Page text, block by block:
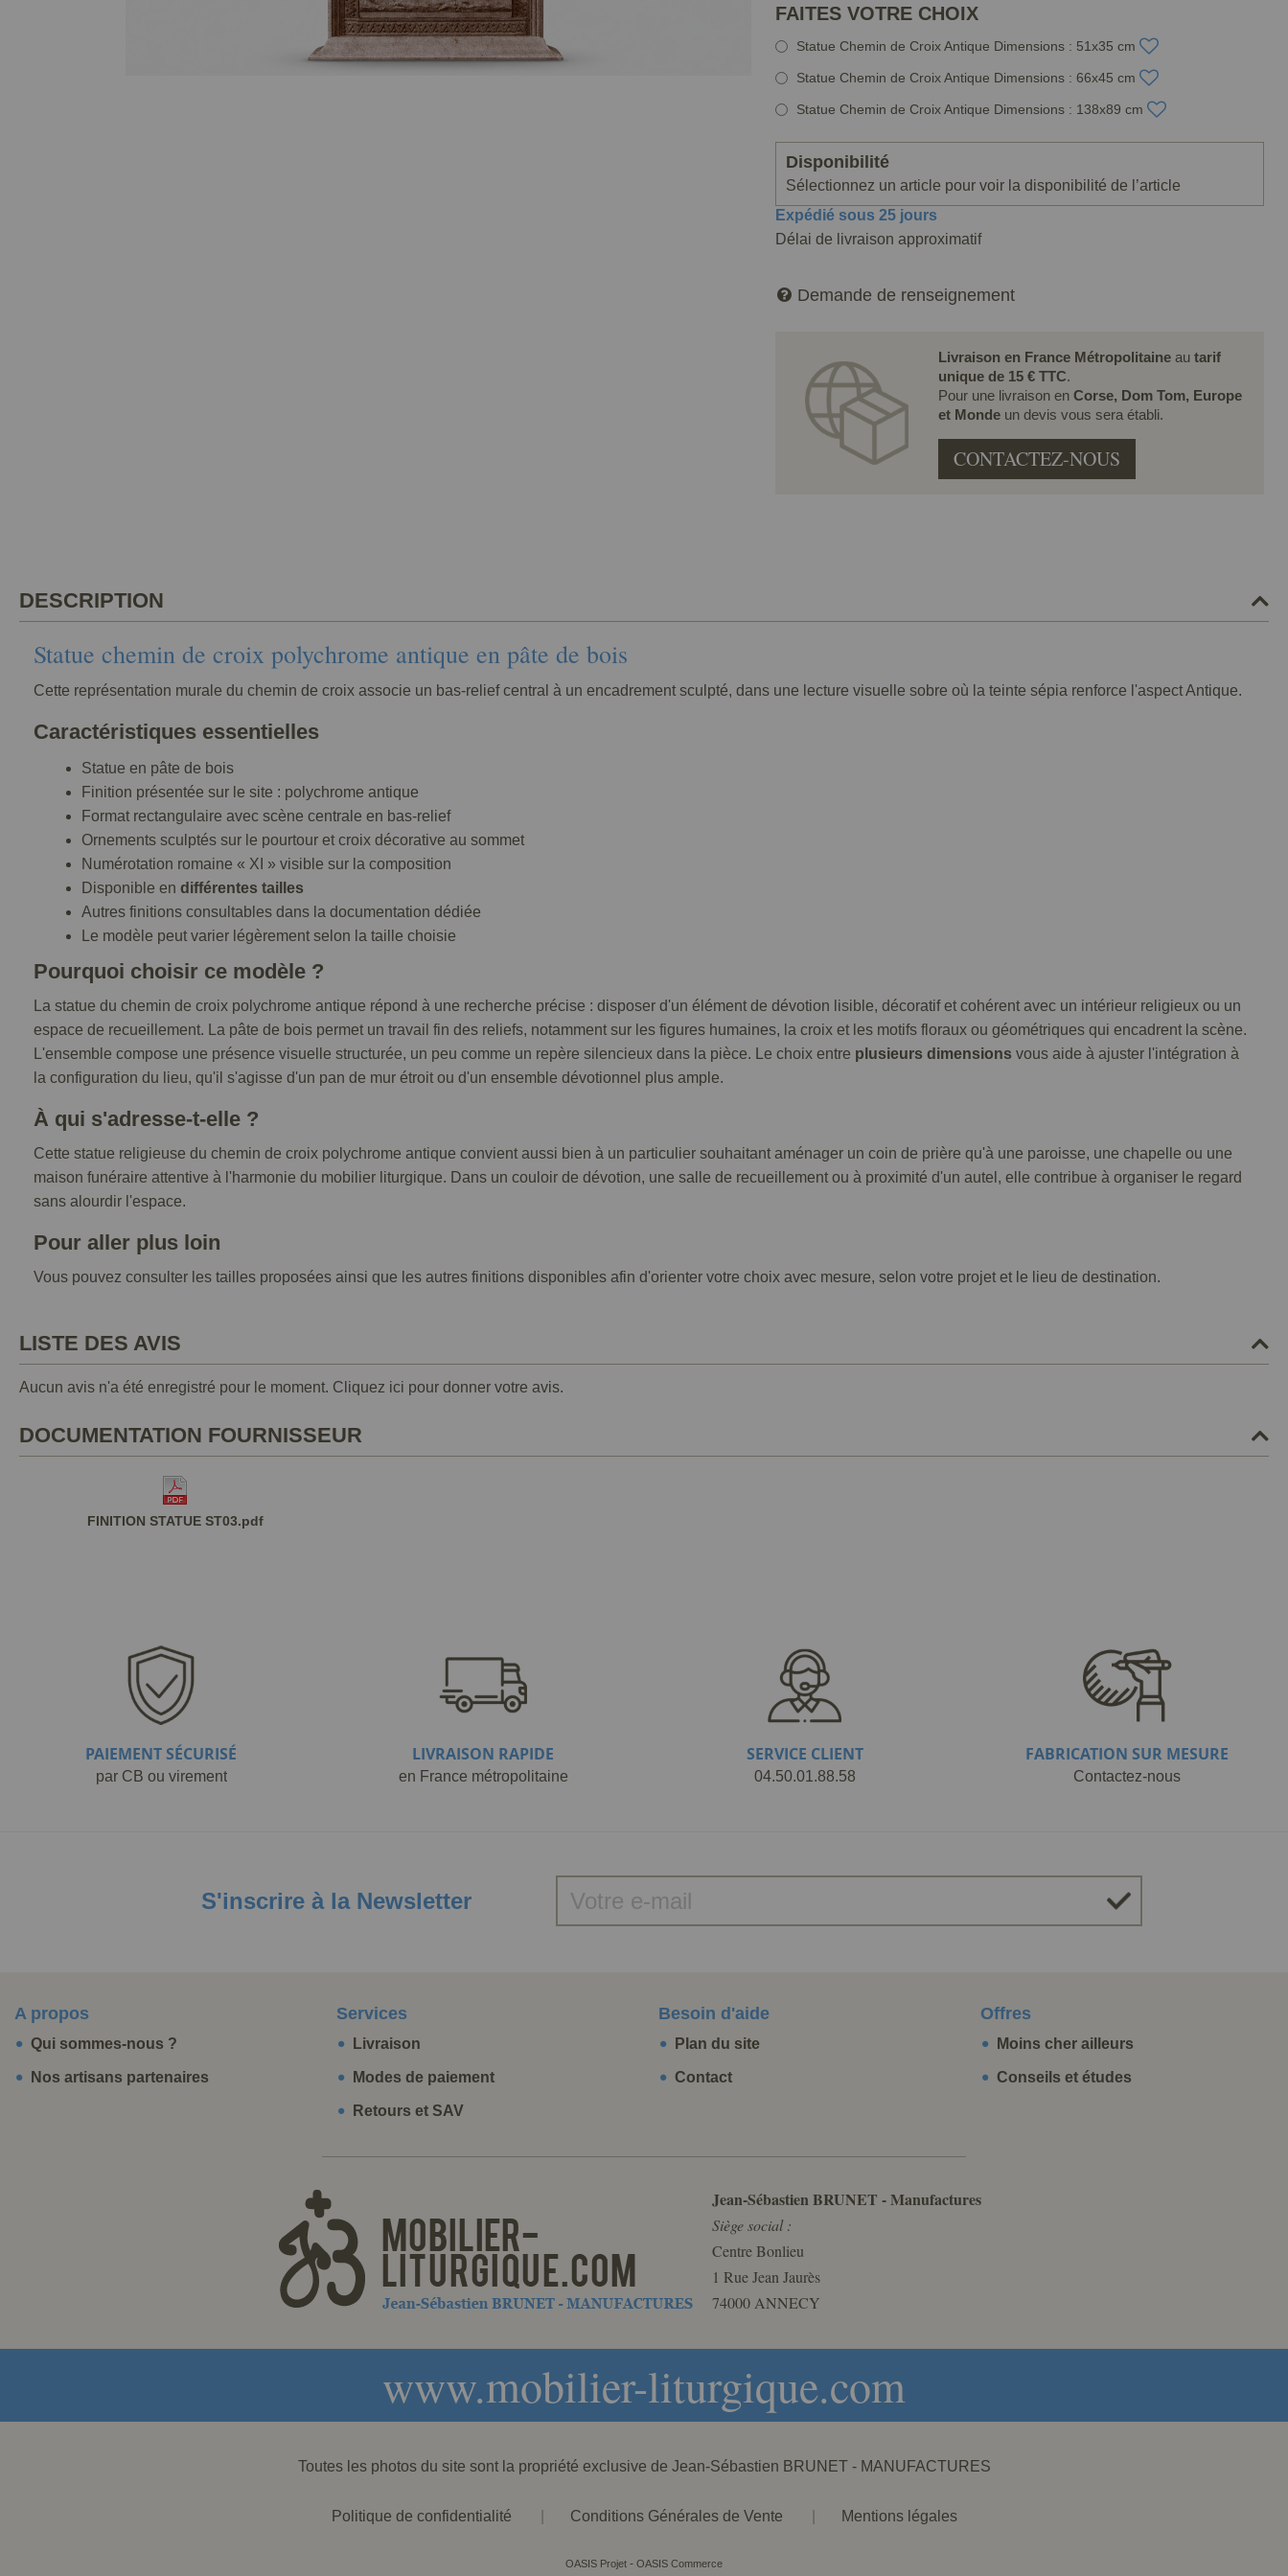
FAITES VOTRE CHOIX
Statue Chemin de Croix Antique Dimensions : 51x35 cm
Statue Chemin de Croix Antique Dimensions : 66x45 cm
Statue Chemin de Croix Antique Dimensions : 138x89 cm
Disponibilité
Sélectionnez un article pour voir la disponibilité de l’article
Expédié sous 25 jours
Délai de livraison approximatif
Demande de renseignement
Livraison en France Métropolitaineau tarif
unique de 15 € TTC.
Pour une livraison en Corse, Dom Tom, Europe
et Monde un devis vous sera établi.
CONTACTEZ-NOUS
DESCRIPTION
Statue chemin de croix polychrome antique en pâte de bois
Cette représentation murale du chemin de croix associe un bas-relief central à un encadrement sculpté, dans une lecture visuelle sobre où la teinte sépia renforce l'aspect Antique.
Caractéristiques essentielles
Statue en pâte de bois
Finition présentée sur le site : polychrome antique
Format rectangulaire avec scène centrale en bas-relief
Ornements sculptés sur le pourtour et croix décorative au sommet
Numérotation romaine « XI » visible sur la composition
Disponible en différentes tailles
Autres finitions consultables dans la documentation dédiée
Le modèle peut varier légèrement selon la taille choisie
Pourquoi choisir ce modèle ?
La statue du chemin de croix polychrome antique répond à une recherche précise : disposer d'un élément de dévotion lisible, décoratif et cohérent avec un intérieur religieux ou un
espace de recueillement. La pâte de bois permet un travail fin des reliefs, notamment sur les figures humaines, la croix et les motifs floraux ou géométriques qui encadrent la scène.
L'ensemble compose une présence visuelle structurée, un peu comme un repère silencieux dans la pièce. Le choix entre plusieurs dimensions vous aide à ajuster l'intégration à
la configuration du lieu, qu'il s'agisse d'un pan de mur étroit ou d'un ensemble dévotionnel plus ample.
À qui s'adresse-t-elle ?
Cette statue religieuse du chemin de croix polychrome antique convient aussi bien à un particulier souhaitant aménager un coin de prière qu'à une paroisse, une chapelle ou une
maison funéraire attentive à l'harmonie du mobilier liturgique. Dans un couloir de dévotion, une salle de recueillement ou à proximité d'un autel, elle contribue à organiser le regard
sans alourdir l'espace.
Pour aller plus loin
Vous pouvez consulter les tailles proposées ainsi que les autres finitions disponibles afin d'orienter votre choix avec mesure, selon votre projet et le lieu de destination.
LISTE DES AVIS
Aucun avis n'a été enregistré pour le moment. Cliquez ici pour donner votre avis.
DOCUMENTATION FOURNISSEUR
FINITION STATUE ST03.pdf
PAIEMENT SÉCURISÉ
par CB ou virement
LIVRAISON RAPIDE
en France métropolitaine
SERVICE CLIENT
04.50.01.88.58
FABRICATION SUR MESURE
Contactez-nous
S'inscrire à la Newsletter
A propos
Qui sommes-nous ?
Nos artisans partenaires
Services
Livraison
Modes de paiement
Retours et SAV
Besoin d'aide
Plan du site
Contact
Offres
Moins cher ailleurs
Conseils et études
Jean-Sébastien BRUNET - Manufactures
Siège social :
Centre Bonlieu
1 Rue Jean Jaurès
74000 ANNECY
www.mobilier-liturgique.com
Toutes les photos du site sont la propriété exclusive de Jean-Sébastien BRUNET - MANUFACTURES
Politique de confidentialité Conditions Générales de Vente Mentions légales
OASIS Projet - OASIS Commerce